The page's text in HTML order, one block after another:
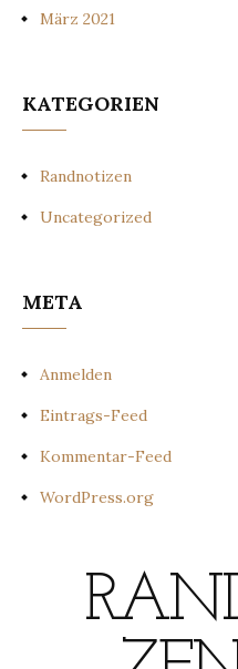
März 2021
KATEGORIEN
Randnotizen
Uncategorized
META
Anmelden
Eintrags-Feed
Kommentar-Feed
WordPress.org